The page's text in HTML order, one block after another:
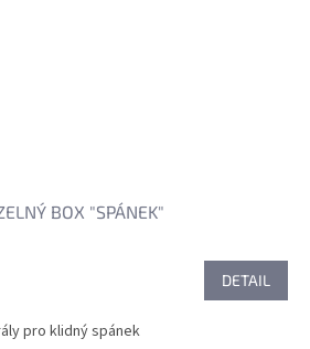
BOX "SPÁNEK"
DETAIL
pro klidný spánek